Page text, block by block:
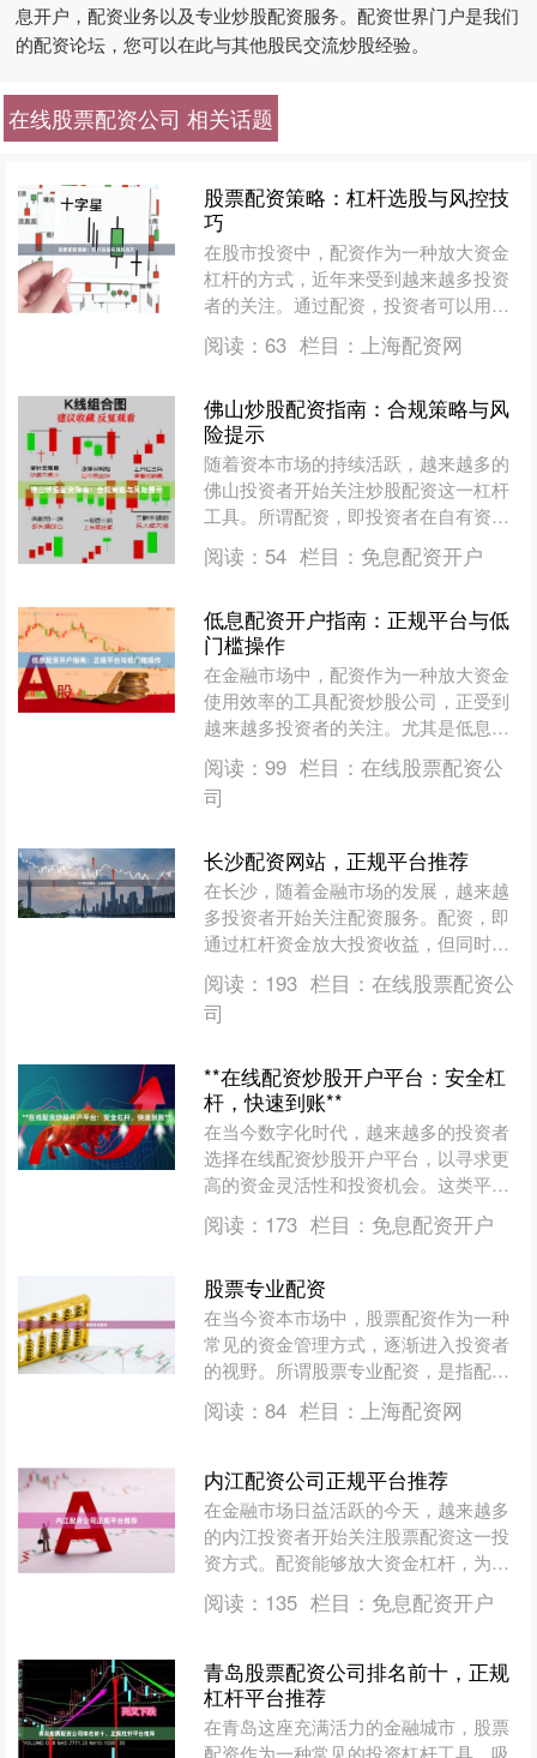
息开户，配资业务以及专业炒股配资服务。配资世界门户是我们
的配资论坛，您可以在此与其他股民交流炒股经验。
在线股票配资公司 相关话题
股票配资策略：杠杆选股与风控技
巧
在股市投资中，配资作为一种放大资金
杠杆的方式，近年来受到越来越多投资
者的关注。通过配资，投资者可以用较
少的自有资金撬动更大规模的交易，从
而在行情向好时获得更高收....
阅读： 63 栏目： 上海配资网
佛山炒股配资指南：合规策略与风
险提示
随着资本市场的持续活跃，越来越多的
佛山投资者开始关注炒股配资这一杠杆
工具。所谓配资，即投资者在自有资金
基础上，通过合规渠道获取额外资金进
行股票交易，以放大收益。....
阅读： 54 栏目： 免息配资开户
低息配资开户指南：正规平台与低
门槛操作
在金融市场中，配资作为一种放大资金
使用效率的工具配资炒股公司，正受到
越来越多投资者的关注。尤其是低息配
资，因其成本优势明显，成为许多短线
交易者和资金有限者的首选....
阅读： 99 栏目： 在线股票配资公
司
长沙配资网站，正规平台推荐
在长沙，随着金融市场的发展，越来越
多投资者开始关注配资服务。配资，即
通过杠杆资金放大投资收益，但同时也
伴随着风险。因此，选择**正规平台**
成为投资者最关心的问....
阅读： 193 栏目： 在线股票配资公
司
**在线配资炒股开户平台：安全杠
杆，快速到账**
在当今数字化时代，越来越多的投资者
选择在线配资炒股开户平台，以寻求更
高的资金灵活性和投资机会。这类平台
以“安全杠杆，快速到账”为核心优势配
资炒股公司，吸引了大量....
阅读： 173 栏目： 免息配资开户
股票专业配资
在当今资本市场中，股票配资作为一种
常见的资金管理方式，逐渐进入投资者
的视野。所谓股票专业配资，是指配资
公司根据投资者的资金状况和风险承受
能力，按一定比例提供额外....
阅读： 84 栏目： 上海配资网
内江配资公司正规平台推荐
在金融市场日益活跃的今天，越来越多
的内江投资者开始关注股票配资这一投
资方式。配资能够放大资金杠杆，为投
资者创造更多盈利机会，但同时也伴随
着一定的风险。因此，选择....
阅读： 135 栏目： 免息配资开户
青岛股票配资公司排名前十，正规
杠杆平台推荐
在青岛这座充满活力的金融城市，股票
配资作为一种常见的投资杠杆工具，吸